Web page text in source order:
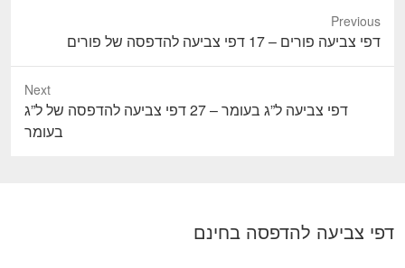
Previous
P
r
o
דפי צביעה פורים – 17 דפי צביעה להדפסה של פורים
Next
s
דפי צביעה ל”ג בעומר – 27 דפי צביעה להדפסה של ל”ג
בעומר
דפי צביעה להדפסה בחינם